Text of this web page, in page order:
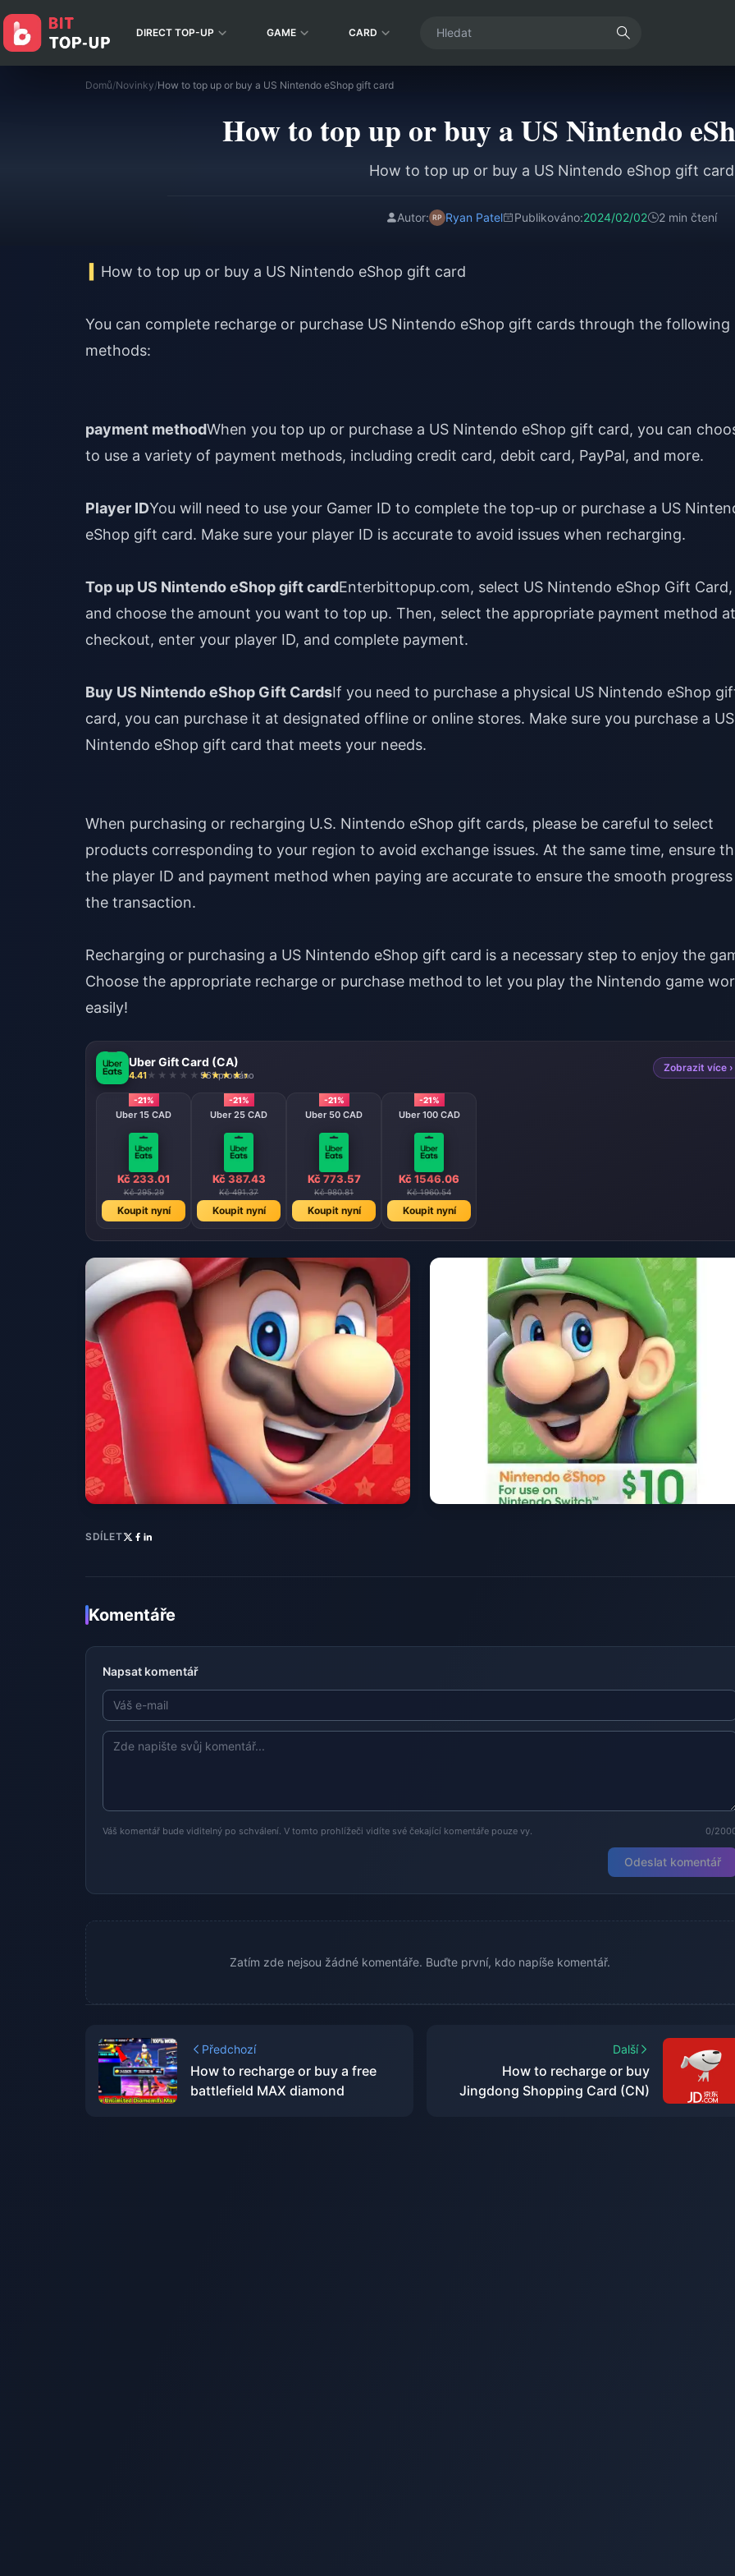
DIRECT TOP-UP GAME CARD
Domů/Novinky/How to top up or buy a US Nintendo eShop gift card
How to top up or buy a US Nintendo
How to top up or buy a US Nintendo eShop gift card
Autor: Ryan Patel Publikováno:2024/02/02 2 min čtení
How to top up or buy a US Nintendo eShop gift card
You can complete recharge or purchase US Nintendo eShop gift cards through the following
methods:
payment methodWhen you top up or purchase a US Nintendo eShop gift card, you can
to use a variety of payment methods, including credit card, debit card, PayPal, and more.
Player IDYou will need to use your Gamer ID to complete the top-up or purchase a US
eShop gift card. Make sure your player ID is accurate to avoid issues when recharging.
Top up US Nintendo eShop gift cardEnterbittopup.com, select US Nintendo eShop Gift Card,
and choose the amount you want to top up. Then, select the appropriate payment method at
checkout, enter your player ID, and complete payment.
Buy US Nintendo eShop Gift CardsIf you need to purchase a physical US Nintendo eShop
card, you can purchase it at designated offline or online stores. Make sure you purchase a US
Nintendo eShop gift card that meets your needs.
When purchasing or recharging U.S. Nintendo eShop gift cards, please be careful to select
products corresponding to your region to avoid exchange issues. At the same time, ensure
the player ID and payment method when paying are accurate to ensure the smooth
the transaction.
Recharging or purchasing a US Nintendo eShop gift card is a necessary step to enjoy the
Choose the appropriate recharge or purchase method to let you play the Nintendo game
easily!
Uber Gift Card (CA)
4.41 961 prodáno
Zobrazit více ›
-21%
Uber 15 CAD
Kč 233.01
Kč 295.29
Koupit nyní
-21%
Uber 25 CAD
Kč 387.43
Kč 491.37
Koupit nyní
-21%
Uber 50 CAD
Kč 773.57
Kč 980.81
Koupit nyní
-21%
Uber 100 CAD
Kč 1546.06
Kč 1960.54
Koupit nyní
SDÍLET
Komentáře
Napsat komentář
Váš komentář bude viditelný po schválení. V tomto prohlížeči vidíte své čekající komentáře pouze vy. 0/
Odeslat komentář
Zatím zde nejsou žádné komentáře. Buďte první, kdo napíše komentář.
Předchozí
How to recharge or buy a free
battlefield MAX diamond
Další
How to recharge or buy
Jingdong Shopping Card (CN)